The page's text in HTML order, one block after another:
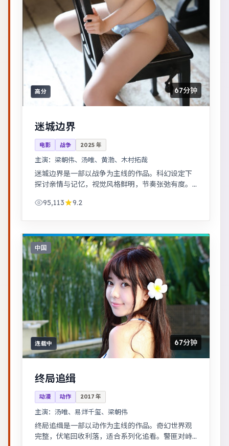
高分 67分钟
迷城边界
电影 战争 2025 年
主演： 梁朝伟、汤唯、黄渤、木村拓哉
迷城边界是一部以战争为主线的作品。科幻设定下
探讨亲情与记忆，视觉风格鲜明，节奏张弛有度。
远。95,113 9.2
中国
连载中 67分钟
终局追缉
动漫 动作 2017 年
主演： 汤唯、易烊千玺、梁朝伟
终局追缉是一部以动作为主线的作品。奇幻世界观
完整，伏笔回收利落，适合系列化追看。警匪对峙